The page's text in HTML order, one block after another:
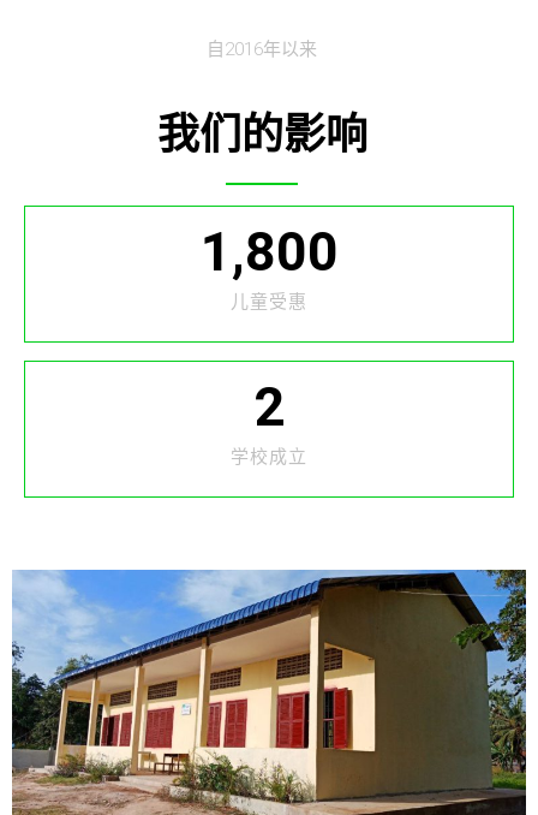
自2016年以来
我们的影响
儿童受惠
1,800
学校成立
2